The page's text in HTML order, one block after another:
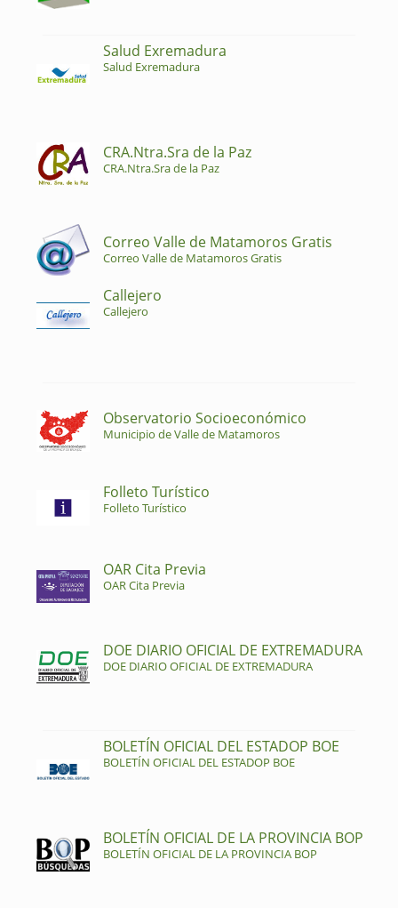
Salud Exremadura
Salud Exremadura
CRA.Ntra.Sra de la Paz
CRA.Ntra.Sra de la Paz
Correo Valle de Matamoros Gratis
Correo Valle de Matamoros Gratis
Callejero
Callejero
Observatorio Socioeconómico
Municipio de Valle de Matamoros
Folleto Turístico
Folleto Turístico
OAR Cita Previa
OAR Cita Previa
DOE DIARIO OFICIAL DE EXTREMADURA
DOE DIARIO OFICIAL DE EXTREMADURA
BOLETÍN OFICIAL DEL ESTADOP BOE
BOLETÍN OFICIAL DEL ESTADOP BOE
BOLETÍN OFICIAL DE LA PROVINCIA BOP
BOLETÍN OFICIAL DE LA PROVINCIA BOP